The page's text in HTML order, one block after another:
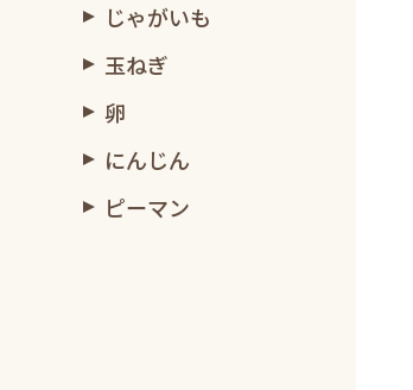
じゃがいも
玉ねぎ
卵
にんじん
ピーマン